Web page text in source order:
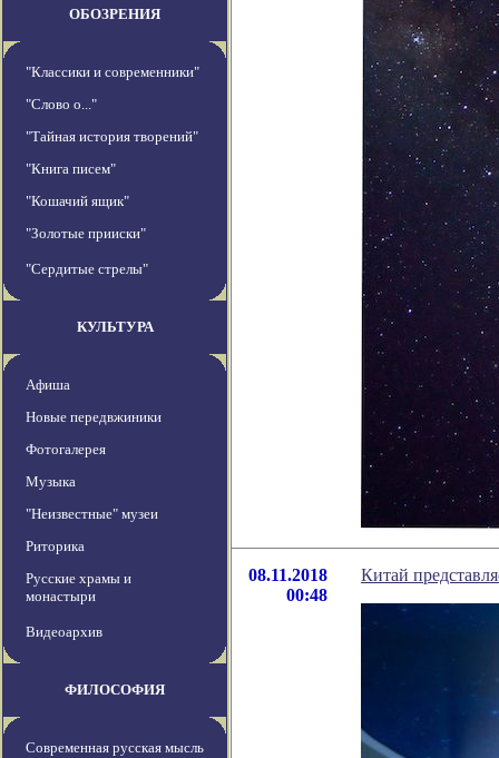
ОБОЗРЕНИЯ
"Классики и современники"
"Слово о..."
"Тайная история творений"
"Книга писем"
"Кошачий ящик"
"Золотые прииски"
"Сердитые стрелы"
КУЛЬТУРА
Афиша
Новые передвжиники
Фотогалерея
Музыка
"Неизвестные" музеи
Риторика
Русские храмы и
монастыри
Видеоархив
ФИЛОСОФИЯ
Современная русская мысль
08.11.2018
00:48
Китай